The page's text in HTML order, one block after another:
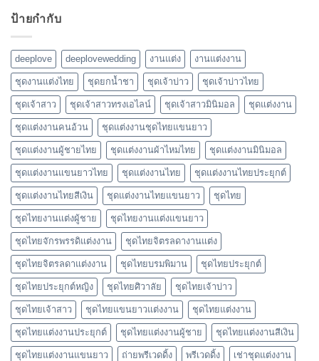
ป้ายกำกับ
deeplove deeplovewedding งานแต่ง งานแต่งงาน
ชุดงานแต่งไทย ชุดยกน้ำชา ชุดเจ้าบ่าว ชุดเจ้าบ่าวไทย
ชุดเจ้าสาว ชุดเจ้าสาวทรงเอไลน์ ชุดเจ้าสาวมินิมอล ชุดแต่งงาน
ชุดแต่งงานคนอ้วน ชุดแต่งงานชุดไทยแขนยาว
ชุดแต่งงานผู้ชายไทย ชุดแต่งงานผ้าไหมไทย ชุดแต่งงานมินิมอล
ชุดแต่งงานแขนยาวไทย ชุดแต่งงานไทย ชุดแต่งงานไทยประยุกต์
ชุดแต่งงานไทยสีเงิน ชุดแต่งงานไทยแขนยาว ชุดไทย
ชุดไทยงานแต่งผู้ชาย ชุดไทยงานแต่งแขนยาว
ชุดไทยจักรพรรดิแต่งงาน ชุดไทยจิตรลดางานแต่ง
ชุดไทยจิตรลดาแต่งงาน ชุดไทยบรมพิมาน ชุดไทยประยุกต์
ชุดไทยประยุกต์หญิง ชุดไทยศิวาลัย ชุดไทยเจ้าบ่าว
ชุดไทยเจ้าสาว ชุดไทยแขนยาวแต่งงาน ชุดไทยแต่งงาน
ชุดไทยแต่งงานประยุกต์ ชุดไทยแต่งงานผู้ชาย ชุดไทยแต่งงานสีเงิน
ชุดไทยแต่งงานแขนยาว ถ่ายพรีเวดดิ้ง พรีเวดดิ้ง เช่าชุดแต่งงาน